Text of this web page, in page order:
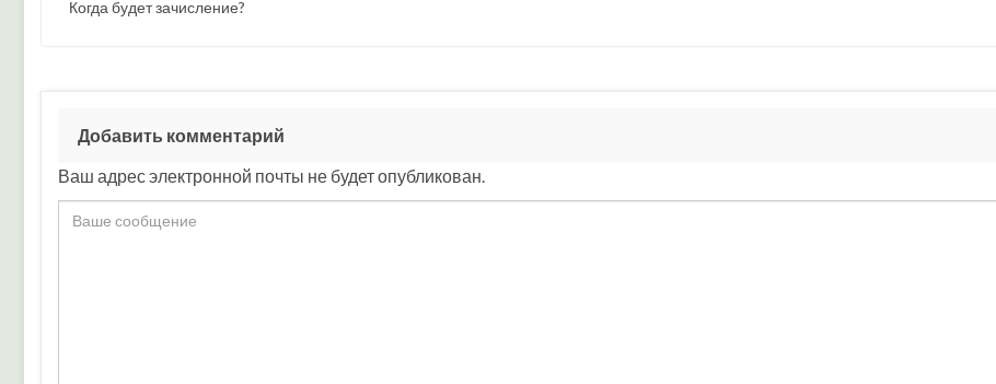
Когда будет зачисление?
Добавить комментарий
Ваш адрес электронной почты не будет опубликован.